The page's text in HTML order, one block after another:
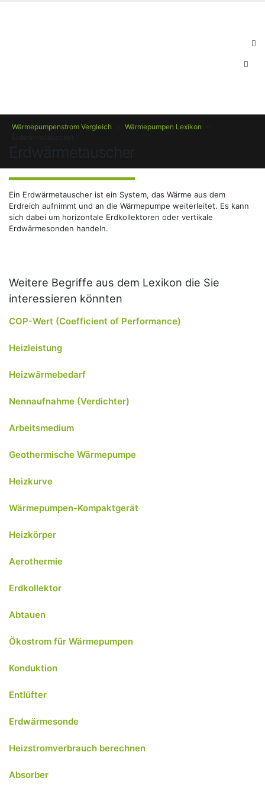
Wärmepumpenstrom Vergleich Wärmepumpen Lexikon
Ein Erdwärmetauscher ist ein System, das Wärme aus dem
Erdreich aufnimmt und an die Wärmepumpe weiterleitet. Es kann
sich dabei um horizontale Erdkollektoren oder vertikale
Erdwärmesonden handeln.
Weitere Begriffe aus dem Lexikon die Sie
interessieren könnten
COP-Wert (Coefficient of Performance)
Heizleistung
Heizwärmebedarf
Nennaufnahme (Verdichter)
Arbeitsmedium
Geothermische Wärmepumpe
Heizkurve
Wärmepumpen-Kompaktgerät
Heizkörper
Aerothermie
Erdkollektor
Abtauen
Ökostrom für Wärmepumpen
Konduktion
Entlüfter
Erdwärmesonde
Heizstromverbrauch berechnen
Absorber